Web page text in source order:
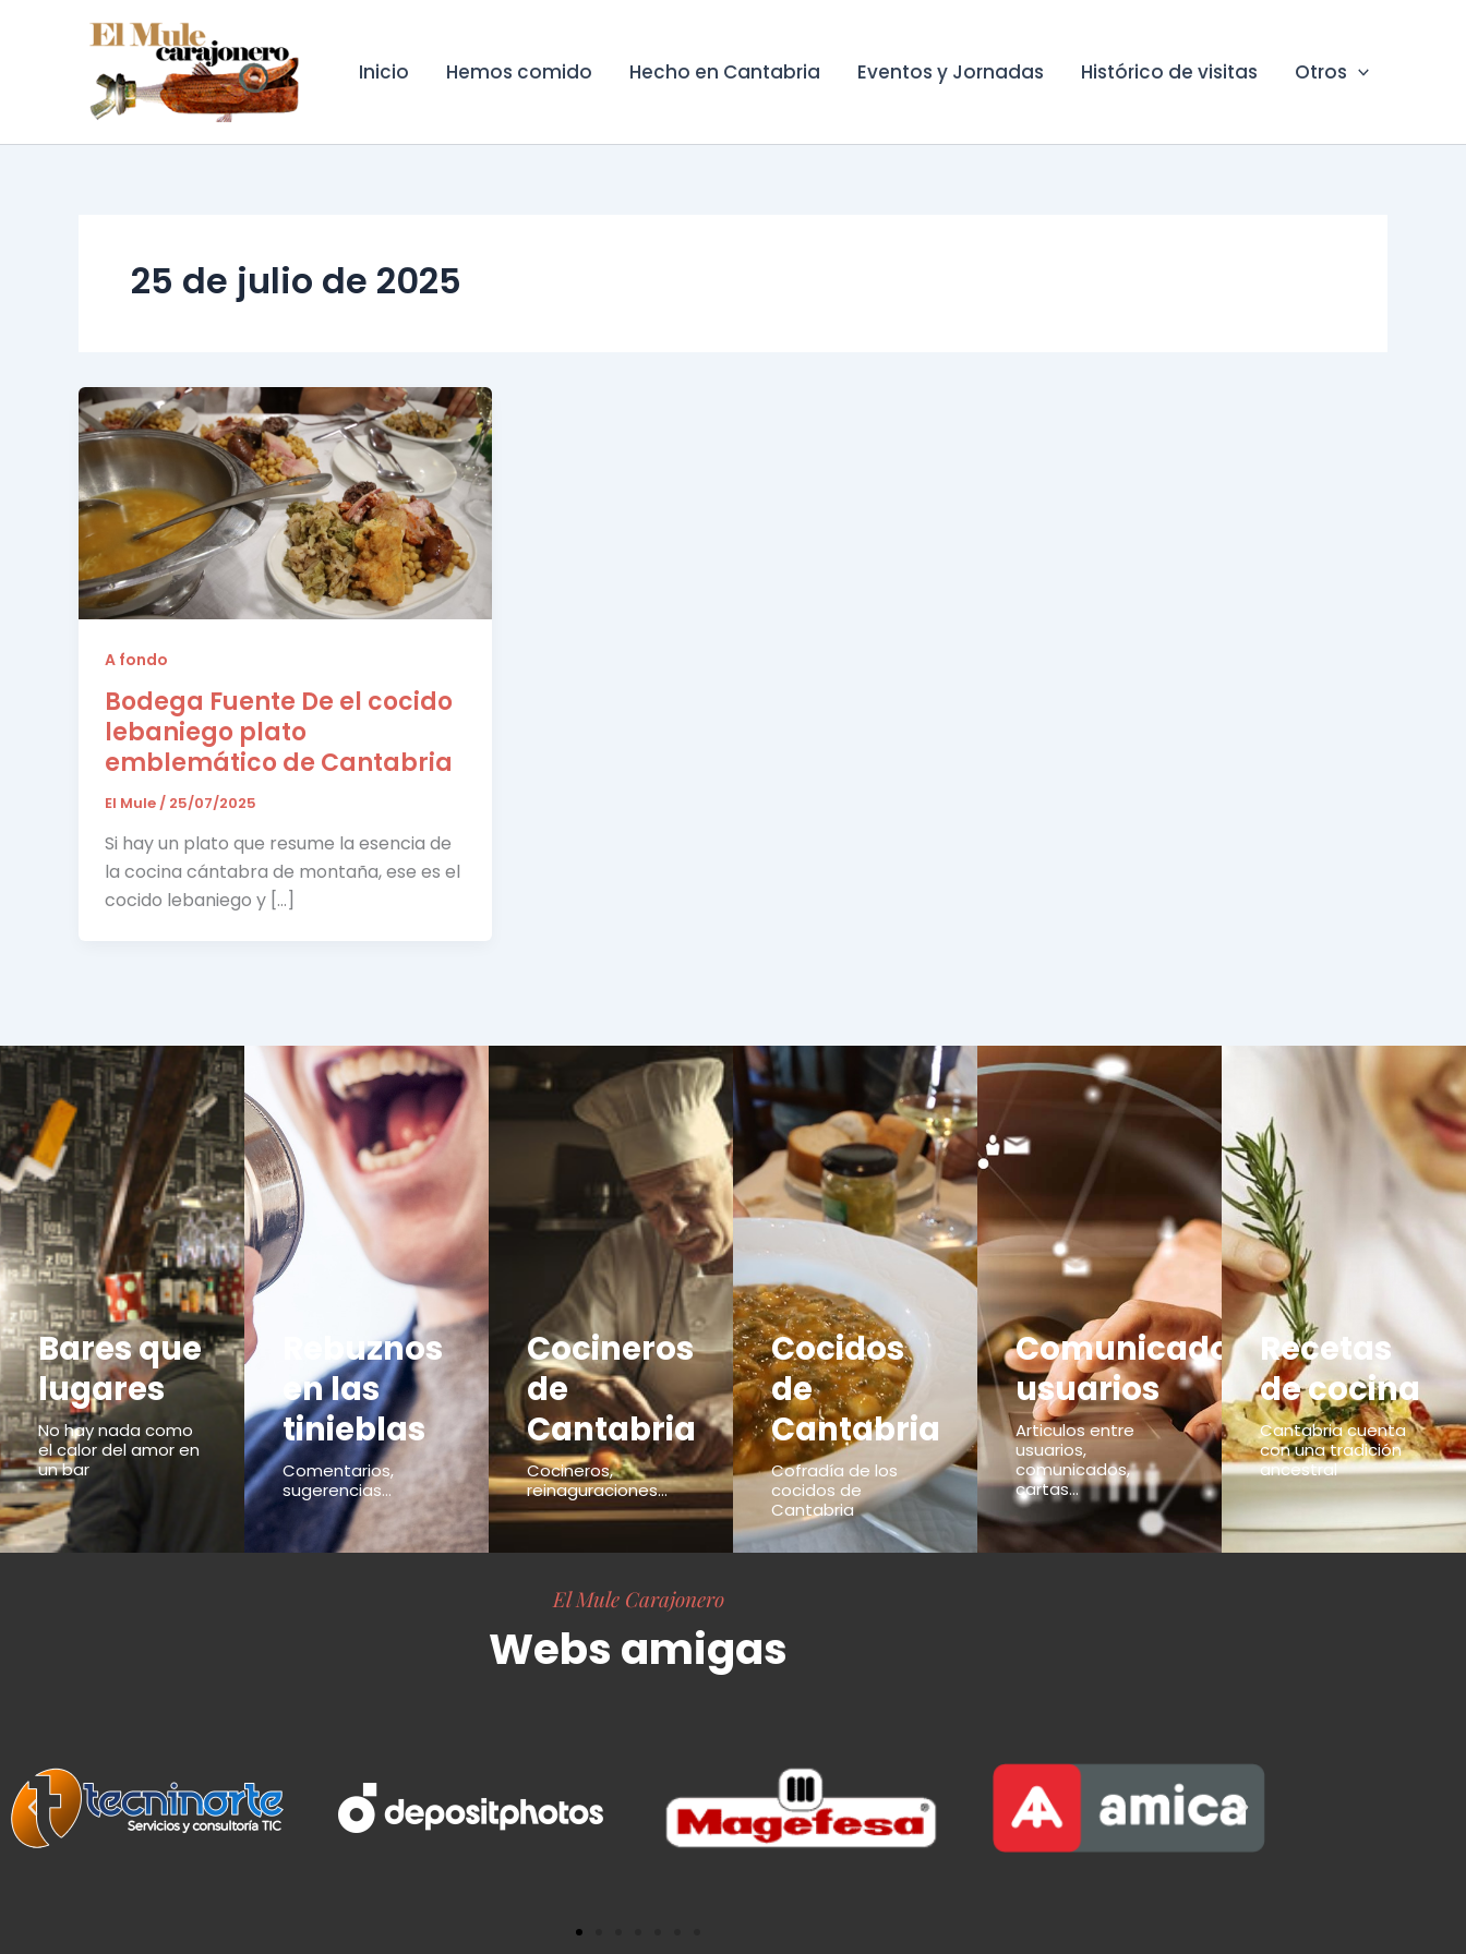
Inicio Hemos comido Hecho en Cantabria Eventos y Jornadas Histórico de visitas Otros
25 de julio de 2025
A fondo
Bodega Fuente De el cocido
lebaniego plato
emblemático de Cantabria
El Mule / 25/07/2025
Si hay un plato que resume la esencia de
la cocina cántabra de montaña, ese es el
cocido lebaniego y […]
Bares que
lugares
No hay nada como
el calor del amor en
un bar
Rebuznos
en las
tinieblas
Comentarios,
sugerencias...
Cocineros
de
Cantabria
Cocineros,
reinaguraciones...
Cocidos
de
Cantabria
Cofradía de los
cocidos de
Cantabria
Comunicados
usuarios
Articulos entre
usuarios,
comunicados,
cartas...
Recetas
de cocina
Cantabria cuenta
con una tradición
ancestral
El Mule Carajonero
Webs amigas